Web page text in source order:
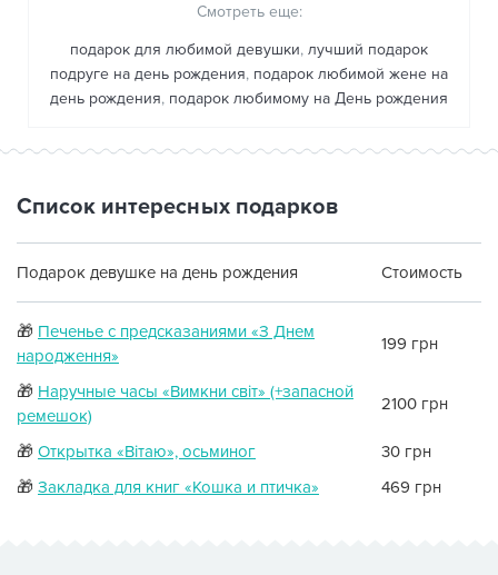
Смотреть еще:
подарок для любимой девушки, лучший подарок
подруге на день рождения, подарок любимой жене на
день рождения, подарок любимому на День рождения
Список интересных подарков
Подарок девушке на день рождения Стоимость
🎁 Печенье с предсказаниями «З Днем
народження»
199 грн
🎁 Наручные часы «Вимкни світ» (+запасной
ремешок)
2100 грн
🎁 Открытка «Вітаю», осьминог
30 грн
🎁 Закладка для книг «Кошка и птичка» 469 грн